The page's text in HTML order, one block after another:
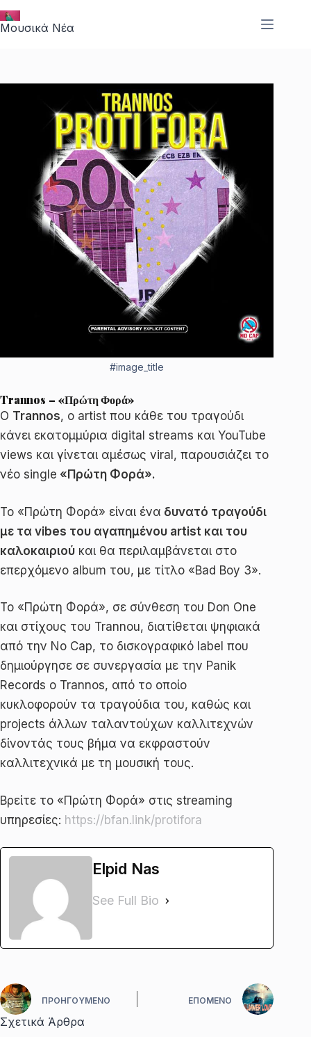
στο
περιεχόμενο
Μουσικά Νέα
#image_title
Trannos – «Πρώτη Φορά»
Ο Trannos, ο artist που κάθε του τραγούδι
κάνει εκατομμύρια digital streams και YouTube
views και γίνεται αμέσως viral, παρουσιάζει το
νέο single «Πρώτη Φορά».
Το «Πρώτη Φορά» είναι ένα δυνατό τραγούδι
με τα vibes του αγαπημένου artist και του
καλοκαιριού και θα περιλαμβάνεται στο
επερχόμενο album του, με τίτλο «Bad Boy 3».
Το «Πρώτη Φορά», σε σύνθεση του Don One
και στίχους του Trannou, διατίθεται ψηφιακά
από την No Cap, το δισκογραφικό label που
δημιούργησε σε συνεργασία με την Panik
Records ο Trannos, από το οποίο
κυκλοφορούν τα τραγούδια του, καθώς και
projects άλλων ταλαντούχων καλλιτεχνών
δίνοντάς τους βήμα να εκφραστούν
καλλιτεχνικά με τη μουσική τους.
Βρείτε το «Πρώτη Φορά» στις streaming
υπηρεσίες: https://bfan.link/protifora
Elpid Nas
See Full Bio
ΠΡΟΗΓΟΎΜΕΝΟ ΕΠΌΜΕΝΟ
Σχετικά Άρθρα